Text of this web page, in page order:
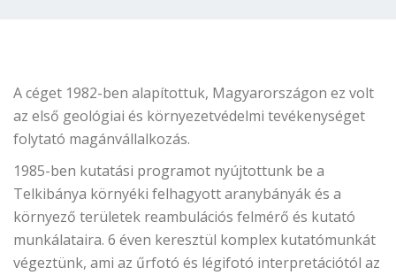
A céget 1982-ben alapítottuk, Magyarországon ez volt
az első geológiai és környezetvédelmi tevékenységet
folytató magánvállalkozás.
1985-ben kutatási programot nyújtottunk be a
Telkibánya környéki felhagyott aranybányák és a
környező területek reambulációs felmérő és kutató
munkálataira. 6 éven keresztül komplex kutatómunkát
végeztünk, ami az űrfotó és légifotó interpretációtól az